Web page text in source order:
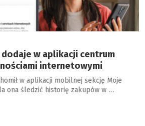
w aplikacji centrum
internetowymi
w aplikacji mobilnej sekcję Moje
ona śledzić historię zakupów w …